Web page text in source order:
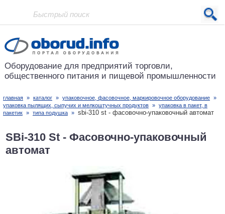
Проект основан в 2001 году
Оборудование для предприятий торговли,
общественного питания и пищевой промышленности
главная » каталог » упаковочное, фасовочное, маркировочное оборудование »
упаковка пылящих, сыпучих и мелкоштучных продуктов » упаковка в пакет, в
пакетик » типа подушка » sbi-310 st - фасовочно-упаковочный автомат
SBi-310 St - Фасовочно-упаковочный
автомат